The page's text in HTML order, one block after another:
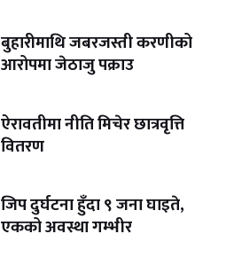
बुहारीमाथि जबरजस्ती करणीको
आरोपमा जेठाजु पक्राउ
ऐरावतीमा नीति मिचेर छात्रवृत्ति
वितरण
जिप दुर्घटना हुँदा ९ जना घाइते,
एकको अवस्था गम्भीर